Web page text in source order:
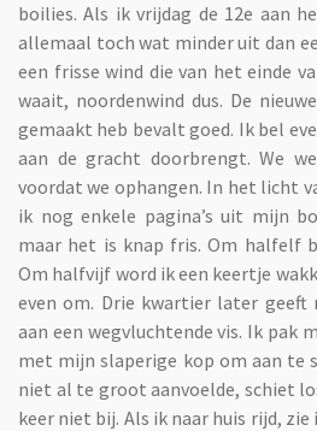
boilies. Als ik vrijdag de 12e aan
allemaal toch wat minder uit dan
een frisse wind die van het einde
waait, noordenwind dus. De
gemaakt heb bevalt goed. Ik bel
aan de gracht doorbrengt. We
voordat we ophangen. In het licht
ik nog enkele pagina’s uit mijn
maar het is knap fris. Om halfelf
Om halfvijf word ik een keertje
even om. Drie kwartier later
aan een wegvluchtende vis. Ik pak
met mijn slaperige kop om aan te
niet al te groot aanvoelde, schiet
keer niet bij. Als ik naar huis rijd, zie